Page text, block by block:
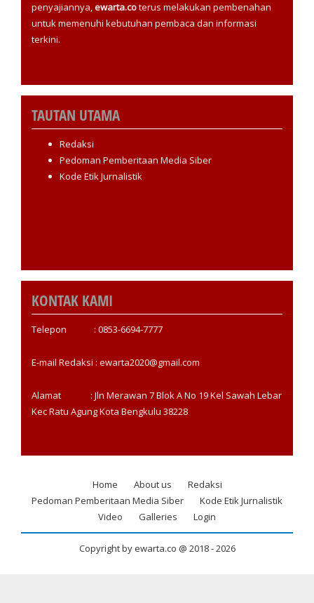
penyajiannya,ewarta.coterus melakukan pembenahan
untuk memenuhi kebutuhan pembaca dan informasi
terkini.
TAUTAN UTAMA
Redaksi
Pedoman Pemberitaan Media Siber
Kode Etik Jurnalistik
KONTAK KAMI
Telepon : 0853-6694-7777
E-mail Redaksi : ewarta2020@gmail.com
Alamat : Jln Merawan 7 Blok A No 19 Kel Sawah Lebar
Kec Ratu Agung Kota Bengkulu 38228
Footer
Home About us
Redaksi
Pedoman Pemberitaan Media Siber
Kode Etik Jurnalistik
Video
Galleries Login
Copyright by ewarta.co @ 2018 -2026